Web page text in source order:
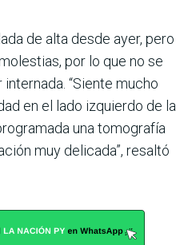
de alta desde ayer, pero
por lo que no se
“Siente mucho
en el lado izquierdo de la
una tomografía
muy delicada”, resaltó